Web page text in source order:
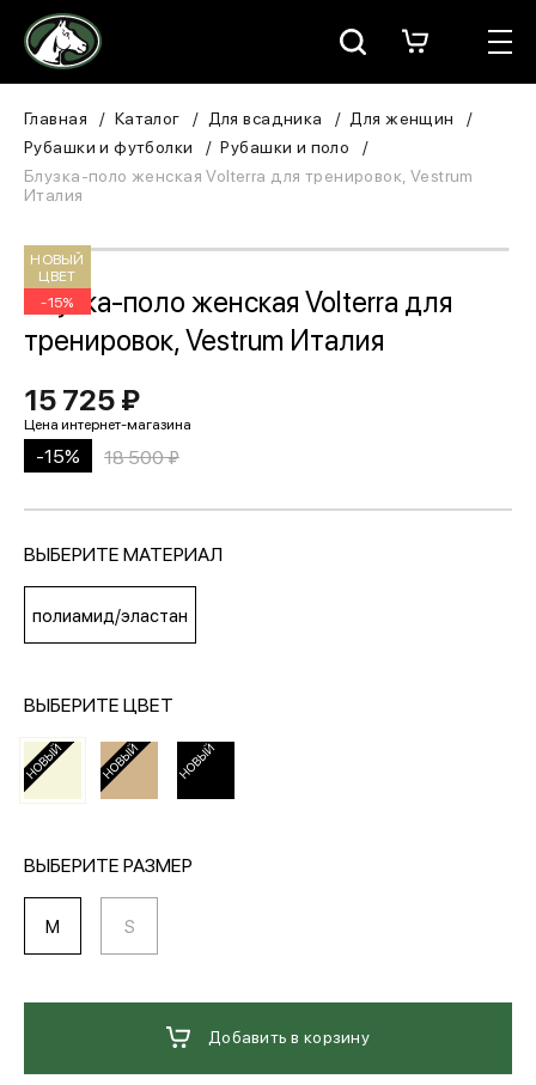
Москва
Для всадника
В конюшню
ЗООТОВАРЫ
Для собаки
Сувениры/Подарки
МЕДИА
ОПЛАТА И ДОСТАВКА
+7 (495) 139-66-00
Главная Каталог Для всадника
Для женщин
Рубашки и футболки
Рубашки и поло
Блузка-поло женская Volterra для тренировок, Vestrum
Италия
НОВЫЙ
ЦВЕТ
-15%
Блузка-поло женская Volterra для
тренировок, Vestrum Италия
15 725 ₽
-15% 18 500 ₽
ВЫБЕРИТЕ МАТЕРИАЛ
полиамид/эластан
ВЫБЕРИТЕ ЦВЕТ
ВЫБЕРИТЕ РАЗМЕР
M S
Добавить в корзину